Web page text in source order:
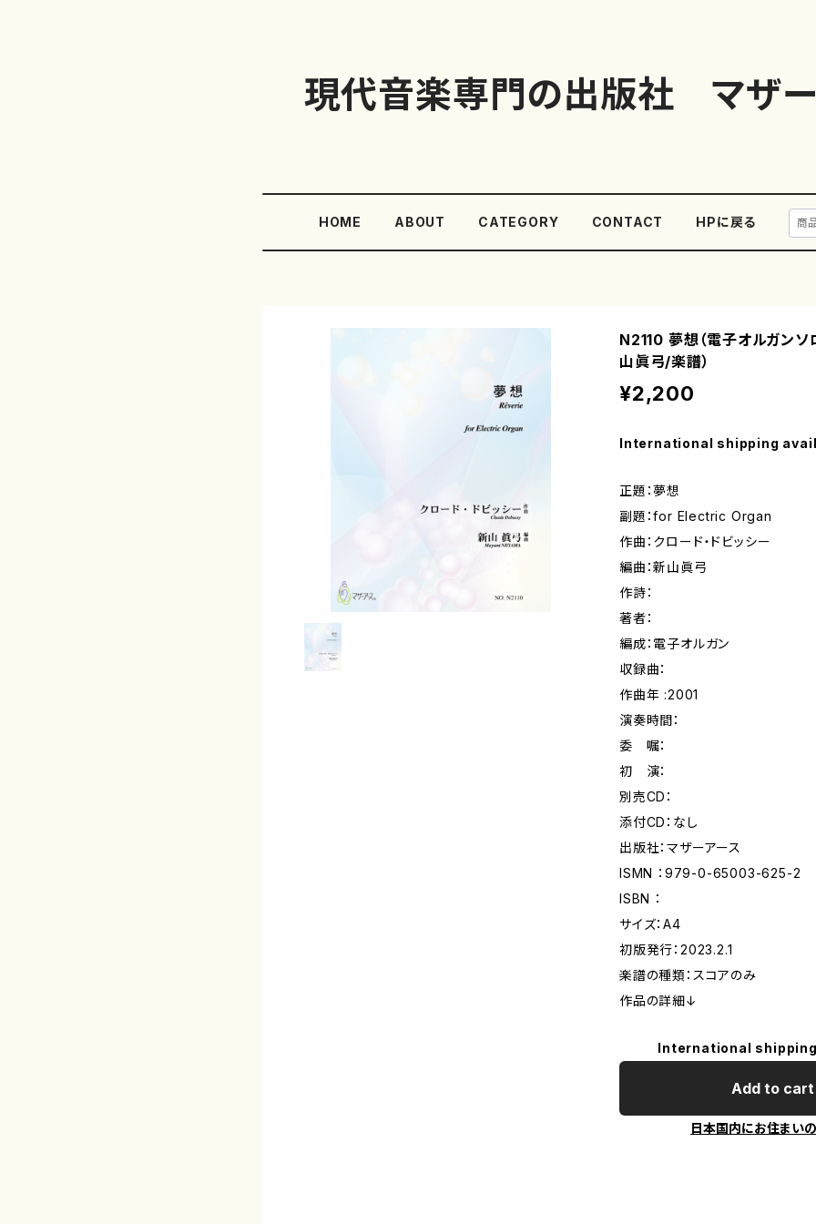
現代音楽専門の出版社 マザー
HOME ABOUT CATEGORY CONTACT HPに戻る
N2110 夢想（電子オルガン
山眞弓/楽譜）
¥2,200
International shipping
正題：夢想
副題：for Electric Organ
作曲：クロード・ドビッシー
編曲：新山眞弓
作詩：
著者：
編成：電子オルガン
収録曲：
作曲年 :2001
演奏時間：
委 嘱：
初 演：
別売CD：
添付CD：なし
出版社：マザーアース
ISMN ：979-0-65003-625-2
ISBN ：
サイズ：A4
初版発行：2023.2.1
楽譜の種類：スコアのみ
作品の詳細↓
International
Add to cart
日本国内にお住まい